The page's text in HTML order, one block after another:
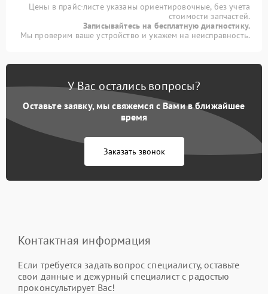
Цены в прайс-листе указаны ориентировочные, без учета
стоимости запчастей.
Записывайтесь на бесплатную диагностику.
Мы проверим ваше устройство и укажем на неисправность.
У Вас остались вопросы?
Оставьте заявку, мы свяжемся с Вами в ближайшее
время
Заказать звонок
Контактная информация
Если требуется задать вопрос специалисту, оставьте
свои данные и дежурный специалист с радостью
проконсультирует Вас!